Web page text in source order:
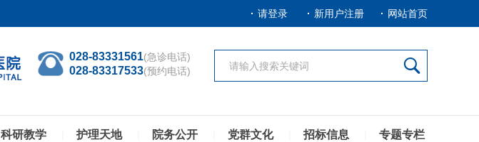
网站首页
请登录 新用户注册
028-83331561(急诊电话)
028-83317533(预约电话) 
科研教学 护理天地 院务公开 党群文化 招标信息 专题专栏